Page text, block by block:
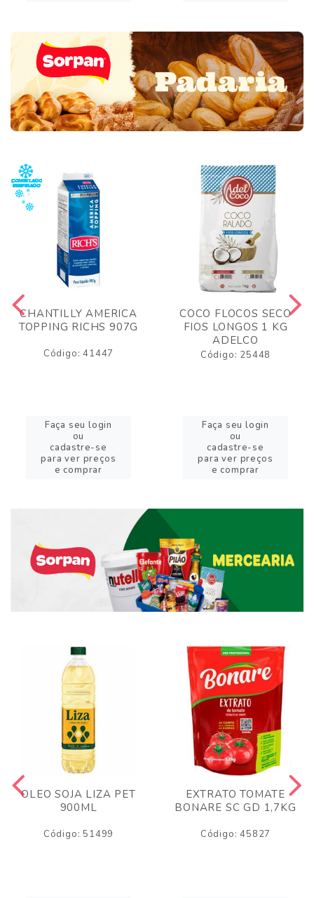
CHANTILLY AMERICA
TOPPING RICHS 907G
Código: 41447
Faça seu login
ou
cadastre-se
para ver preços
e comprar
COCO FLOCOS SECO
FIOS LONGOS 1 KG
ADELCO
Código: 25448
Faça seu login
ou
cadastre-se
para ver preços
e comprar
OLEO SOJA LIZA PET
900ML
Código: 51499
EXTRATO TOMATE
BONARE SC GD 1,7KG
Código: 45827